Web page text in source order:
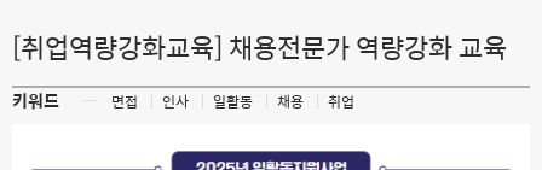
[취업역량강화교육] 채용전문가 역량강화 교육
키워드 ㅡ 면접 인사 일활동 채용 취업